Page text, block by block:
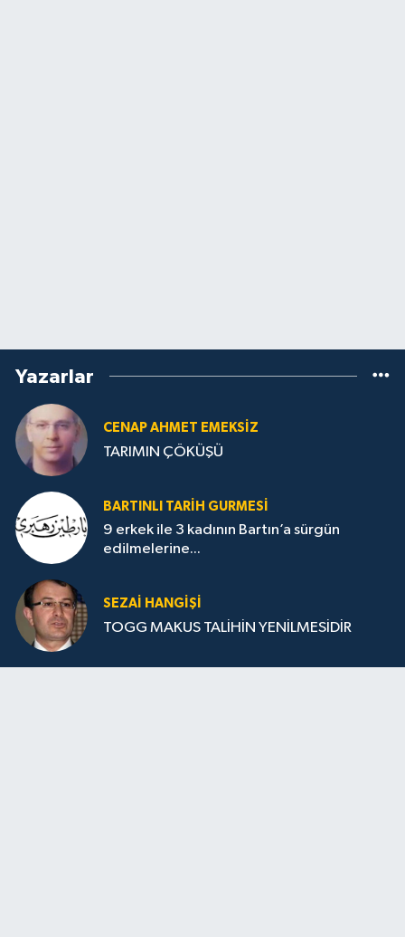
Yazarlar
CENAP AHMET EMEKSİZ
TARIMIN ÇÖKÜŞÜ
BARTINLI TARIH GURMESI
9 erkek ile 3 kadının Bartın’a sürgün
edilmelerine...
SEZAI HANGİŞİ
TOGG MAKUS TALİHİN YENİLMESİDİR